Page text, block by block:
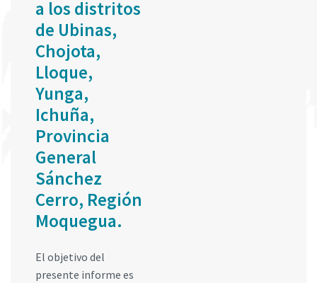
a los distritos
de Ubinas,
Chojota,
Lloque,
Yunga,
Ichuña,
Provincia
General
Sánchez
Cerro, Región
Moquegua.
El objetivo del
presente informe es